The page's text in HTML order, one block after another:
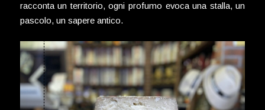
racconta un territorio, ogni profumo evoca una stalla, un
pascolo, un sapere antico.